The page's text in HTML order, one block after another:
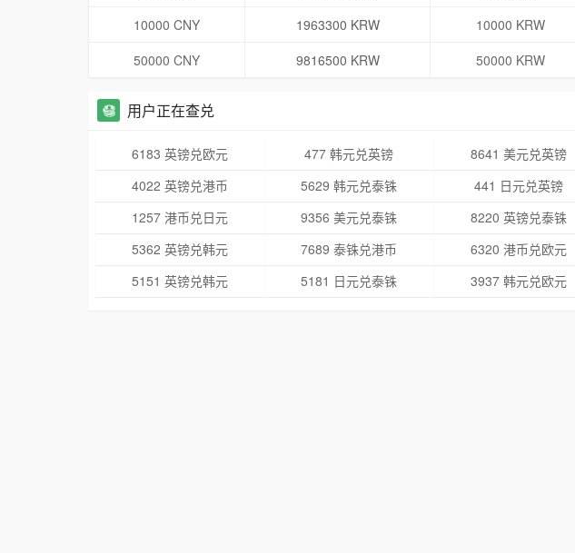
10000 CNY
1963300 KRW 10000 KRW
50000 CNY
9816500 KRW 50000 KRW
用户正在查兑
6183 英镑兑欧元 477 韩元兑英镑 8641 美元兑英镑
4022 英镑兑港币
5629 韩元兑泰铢 441 日元兑英镑
1257 港币兑日元
9356 美元兑泰铢 8220 英镑兑泰铢
5362 英镑兑韩元
7689 泰铢兑港币 6320 港币兑欧元
5151 英镑兑韩元
5181 日元兑泰铢 3937 韩元兑欧元